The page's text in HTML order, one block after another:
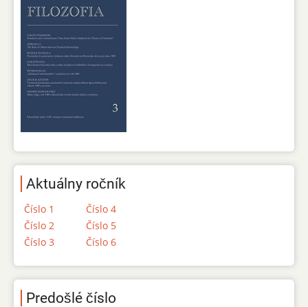
Aktuálny ročník
Číslo 1
Číslo 2
Číslo 3
Číslo 4
Číslo 5
Číslo 6
Predošlé číslo